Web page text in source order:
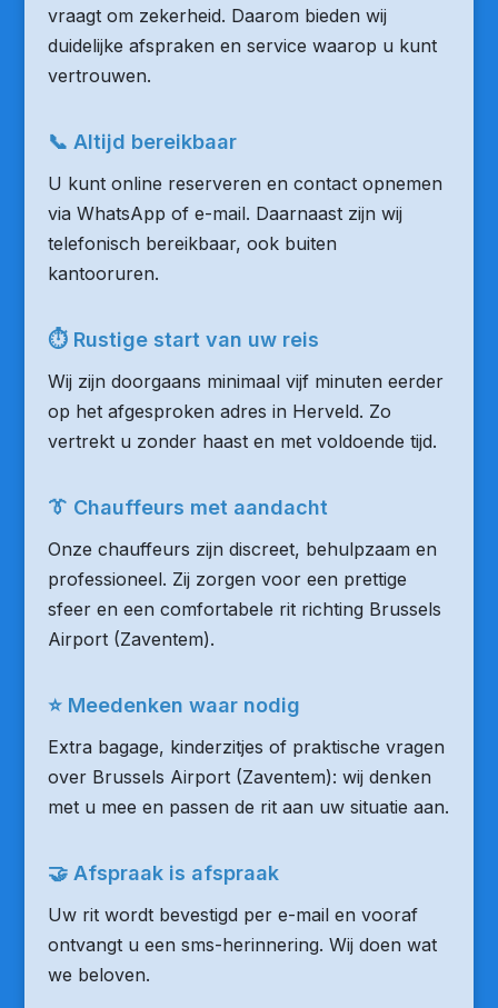
vraagt om zekerheid. Daarom bieden wij
duidelijke afspraken en service waarop u kunt
vertrouwen.
📞 Altijd bereikbaar
U kunt online reserveren en contact opnemen
via WhatsApp of e-mail. Daarnaast zijn wij
telefonisch bereikbaar, ook buiten
kantooruren.
⏱ Rustige start van uw reis
Wij zijn doorgaans minimaal vijf minuten eerder
op het afgesproken adres in Herveld. Zo
vertrekt u zonder haast en met voldoende tijd.
👔 Chauffeurs met aandacht
Onze chauffeurs zijn discreet, behulpzaam en
professioneel. Zij zorgen voor een prettige
sfeer en een comfortabele rit richting Brussels
Airport (Zaventem).
⭐ Meedenken waar nodig
Extra bagage, kinderzitjes of praktische vragen
over Brussels Airport (Zaventem): wij denken
met u mee en passen de rit aan uw situatie aan.
🤝 Afspraak is afspraak
Uw rit wordt bevestigd per e-mail en vooraf
ontvangt u een sms-herinnering. Wij doen wat
we beloven.